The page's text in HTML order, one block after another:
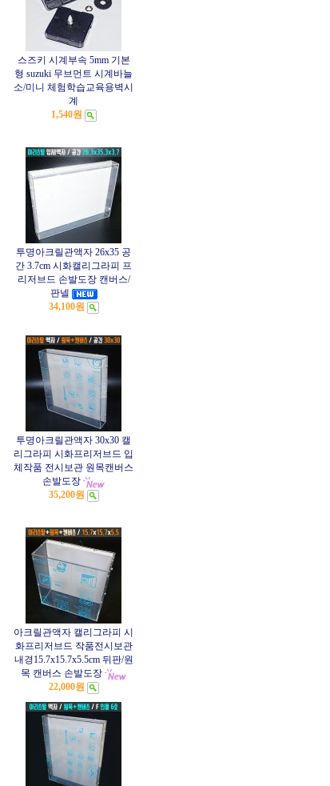
스즈키 시계부속 5mm 기본
형 suzuki 무브먼트 시계바늘
소/미니 체험학습교육용벽시
계
1,540원
투명아크릴관액자 26x35 공
간 3.7cm 시화캘리그라피 프
리저브드 손발도장 캔버스/
판넬
34,100원
투명아크릴관액자 30x30 캘
리그라피 시화프리저브드 입
체작품 전시보관 원목캔버스
손발도장
35,200원
아크릴관액자 캘리그라피 시
화프리저브드 작품전시보관
내경15.7x15.7x5.5cm 뒤판/원
목 캔버스 손발도장
22,000원